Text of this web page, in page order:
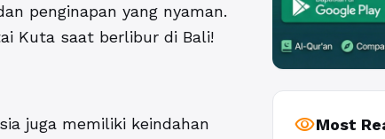
penginapan yang nyaman.
Kuta saat berlibur di Bali!
juga memiliki keindahan
visibilityMost